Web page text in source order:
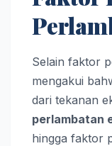
Selain faktor
mengakui
dari tekanan
perlambatan
hingga faktor